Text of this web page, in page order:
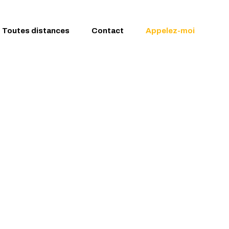
Toutes distances Contact Appelez-moi